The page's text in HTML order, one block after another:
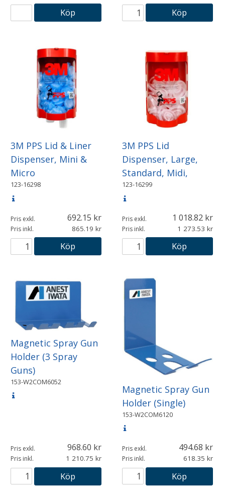
Köp Köp
3M PPS Lid & Liner
Dispenser, Mini &
Micro
123-16298
Pris exkl. 692.15
Pris inkl. 865.19
Köp
3M PPS Lid
Dispenser, Large,
Standard, Midi,
123-16299
Pris exkl. 1 018.82
Pris inkl. 1 273.53
Köp
Magnetic Spray Gun
Holder (3 Spray
Guns)
153-W2COM6052
Pris exkl. 968.60
Pris inkl. 1 210.75
Köp
Magnetic Spray Gun
Holder (Single)
153-W2COM6120
Pris exkl. 494.68
Pris inkl. 618.35
Köp